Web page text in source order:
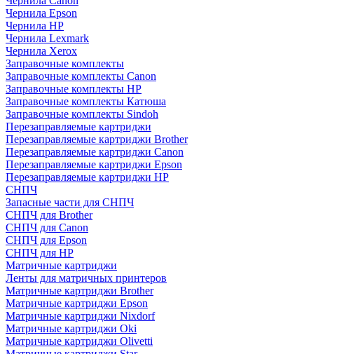
Чернила Epson
Чернила HP
Чернила Lexmark
Чернила Xerox
Заправочные комплекты
Заправочные комплекты Canon
Заправочные комплекты HP
Заправочные комплекты Катюша
Заправочные комплекты Sindoh
Перезаправляемые картриджи
Перезаправляемые картриджи Brother
Перезаправляемые картриджи Canon
Перезаправляемые картриджи Epson
Перезаправляемые картриджи HP
СНПЧ
Запасные части для СНПЧ
СНПЧ для Brother
СНПЧ для Canon
СНПЧ для Epson
СНПЧ для HP
Матричные картриджи
Ленты для матричных принтеров
Матричные картриджи Brother
Матричные картриджи Epson
Матричные картриджи Nixdorf
Матричные картриджи Oki
Матричные картриджи Olivetti